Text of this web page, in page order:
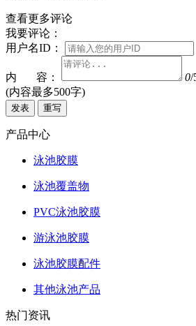
查看更多评论
我要评论：
用户名ID：
内 容： 0/
(内容最多500字)
发表 重写
产品中心
泳池胶膜
泳池覆盖物
PVC泳池胶膜
游泳池胶膜
泳池胶膜配件
其他泳池产品
热门资讯